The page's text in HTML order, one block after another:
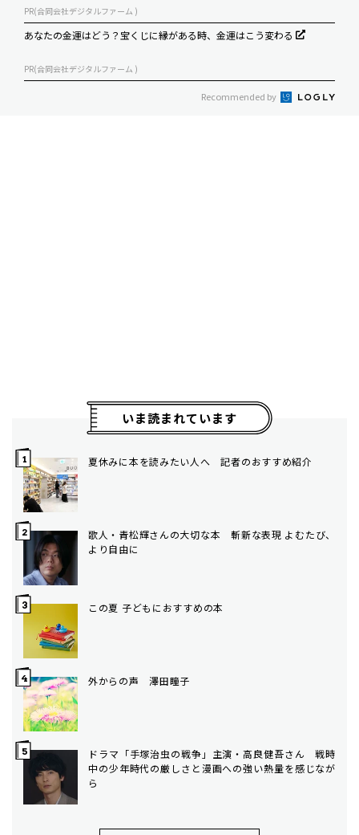
PR(合同会社デジタルファーム )
あなたの金運はどう？宝くじに縁がある時、金運はこう変わる
PR(合同会社デジタルファーム )
Recommended by
いま読まれています
夏休みに本を読みたい人へ 記者のおすすめ紹介
歌人・青松輝さんの大切な本 斬新な表現 よむたび、
より自由に
この夏 子どもにおすすめの本
外からの声 澤田瞳子
ドラマ「手塚治虫の戦争」主演・高良健吾さん 戦時
中の少年時代の厳しさと漫画への強い熱量を感じなが
ら